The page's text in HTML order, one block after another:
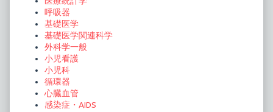
呼吸器
基礎医学
基礎医学関連科学
外科学一般
小児看護
小児科
循環器
心臓血管
感染症・AIDS